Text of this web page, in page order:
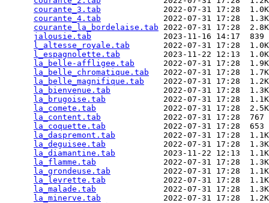
courante_3.tab
2022-07-31 17:28
courante_4.tab
2022-07-31 17:28
courante_la_bordelaise.tab 2022-07-31 17:28
jalousie.tab
2023-11-16 14:17
l_altesse_royale.tab
2022-07-31 17:28
l_espagnolette.tab
2023-11-22 12:13
la_belle-affligee.tab
2022-07-31 17:28
la_belle_chromatique.tab
2022-07-31 17:28
la_belle_magnifique.tab
2022-07-31 17:28
la_bienvenue.tab
2022-07-31 17:28
la_brugoise.tab
2022-07-31 17:28
la_comete.tab
2022-07-31 17:28
la_content.tab
2022-07-31 17:28
la_coquette.tab
2022-07-31 17:28
la_daspremont.tab
2022-07-31 17:28
la_deguisee.tab
2022-07-31 17:28
la_diamantine.tab
2023-11-22 12:13
la_flamme.tab
2022-07-31 17:28
la_grondeuse.tab
2022-07-31 17:28
la_levrette.tab
2022-07-31 17:28
la_malade.tab
2022-07-31 17:28
la_minerve.tab
2022-07-31 17:28